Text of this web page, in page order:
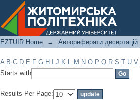
Filter by: Subject
EZTUIR Home → Автореферати дисертацій
A B C D E F G H J K L M N O P Q R S T U V
Starts with
Results Per Page: